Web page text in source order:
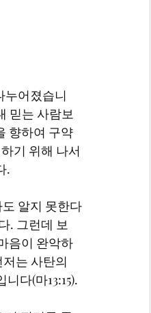
믿는 사람보
향하여 구약
기 위해 나서
.
. 그런데 보
음이 완악하
는 사탄의
다(마13:15).